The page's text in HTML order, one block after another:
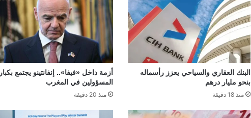
البنك العقاري والسياحي يعزز رأسماله
بنحو مليار درهم
منذ 18 دقيقة
أزمة داخل «فيفا».. إنفانتينو يجتمع بكبار
المسؤولين في المغرب
منذ 20 دقيقة